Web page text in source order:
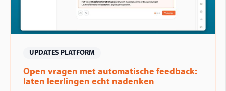
UPDATES PLATFORM
Open vragen met automatische feedback:
laten leerlingen echt nadenken